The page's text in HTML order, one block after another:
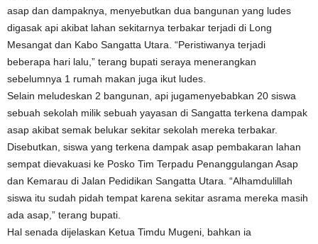
asap dan dampaknya, menyebutkan dua bangunan yang ludes
digasak api akibat lahan sekitarnya terbakar terjadi di Long
Mesangat dan Kabo Sangatta Utara. “Peristiwanya terjadi
beberapa hari lalu,” terang bupati seraya menerangkan
sebelumnya 1 rumah makan juga ikut ludes.
Selain meludeskan 2 bangunan, api jugamenyebabkan 20 siswa
sebuah sekolah milik sebuah yayasan di Sangatta terkena dampak
asap akibat semak belukar sekitar sekolah mereka terbakar.
Disebutkan, siswa yang terkena dampak asap pembakaran lahan
sempat dievakuasi ke Posko Tim Terpadu Penanggulangan Asap
dan Kemarau di Jalan Pedidikan Sangatta Utara. “Alhamdulillah
siswa itu sudah pidah tempat karena sekitar asrama mereka masih
ada asap,” terang bupati.
Hal senada dijelaskan Ketua Timdu Mugeni, bahkan ia